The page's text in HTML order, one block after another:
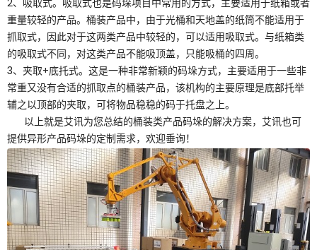
2、吸取式。吸取式也是码垛项目中常用的方式，主要适用于纸箱或者
重量较轻的产品。桶装产品中，由于光桶和天地盖的纸筒不能适用于
抓取式，因此对于这两类产品中较轻的，可以适用吸取式。与纸箱类
的吸取式不同，对这类产品不能吸顶盖，只能吸桶的四周。
3、夹取+底托式。这是一种非常新颖的码垛方式，主要适用于一些非
常重又没有合适的抓取点的桶装产品，该机构的主要原理是底部托举
辅之以顶部的夹取，可将物品稳稳的码于托盘之上。
以上就是艾讯为您总结的桶装类产品码垛的解决方案，艾讯也可
提供异形产品码垛的定制需求，欢迎垂询！